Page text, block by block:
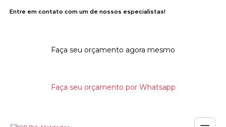
Entre em contato com um de nossos especialistas!
Faça seu orçamento agora mesmo
Faça seu orçamento por Whatsapp